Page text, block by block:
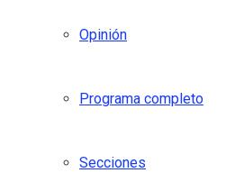
Opinión
Programa completo
Secciones